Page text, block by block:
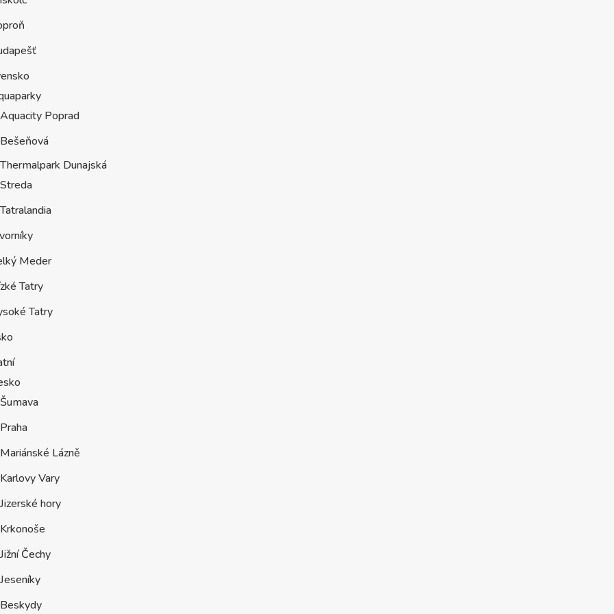
Aquacity Poprad
Bešeňová
Thermalpark Dunajská
Streda
Tatralandia
Meder
Tatry
Tatry
Šumava
Praha
Mariánské Lázně
Karlovy Vary
Jizerské hory
Krkonoše
Jižní Čechy
Jeseníky
Beskydy